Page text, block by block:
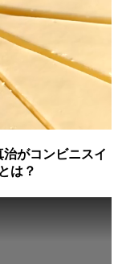
がコンビニスイ
は？